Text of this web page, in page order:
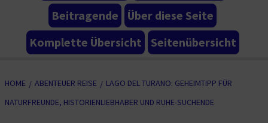
Beitragende
Über diese Seite
Komplette Übersicht
Seitenübersicht
HOME ABENTEUER REISE
LAGO DEL TURANO: GEHEIMTIPP FÜR
NATURFREUNDE, HISTORIENLIEBHABER UND RUHE-SUCHENDE